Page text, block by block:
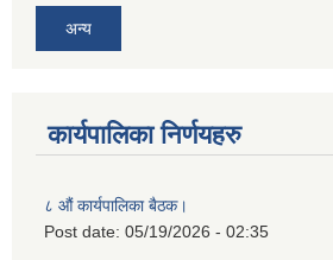
अन्य
कार्यपालिका निर्णयहरु
८ औं कार्यपालिका बैठक।
Post date: 05/19/2026 - 02:35